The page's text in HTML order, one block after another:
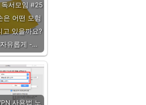
서모임 #25
은 어떤 모험
고 있을까요?
유롭게 -…
사용법 노